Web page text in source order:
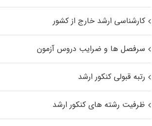
کارشناسی ارشد خارج از کشور
سرفصل ها و ضرایب دروس آزمون
رتبه قبولی کنکور ارشد
ظرفیت رشته های کنکور ارشد